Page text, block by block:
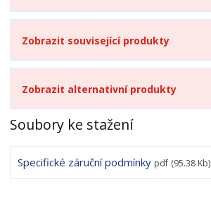
Zobrazit související produkty
Zobrazit alternativní produkty
Soubory ke stažení
Specifické záruční podmínky pdf (95.38 Kb)